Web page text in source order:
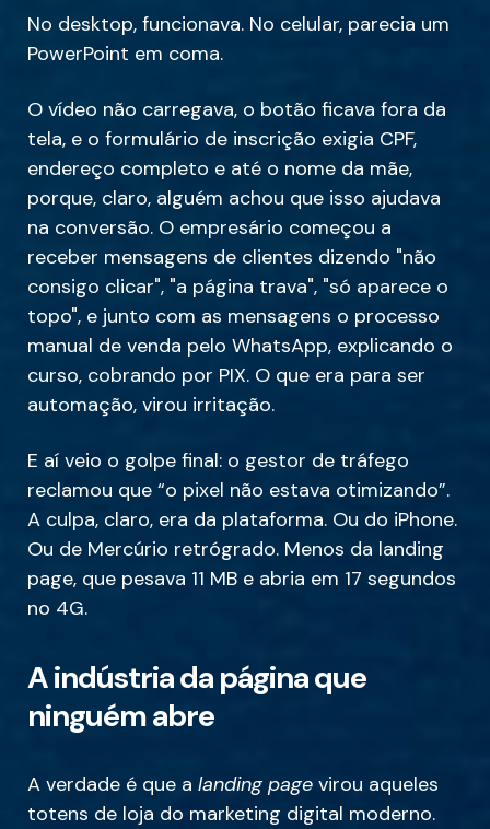
No desktop, funcionava. No celular, parecia um
PowerPoint em coma.
O vídeo não carregava, o botão ficava fora da
tela, e o formulário de inscrição exigia CPF,
endereço completo e até o nome da mãe,
porque, claro, alguém achou que isso ajudava
na conversão. O empresário começou a
receber mensagens de clientes dizendo "não
consigo clicar", "a página trava", "só aparece o
topo", e junto com as mensagens o processo
manual de venda pelo WhatsApp, explicando o
curso, cobrando por PIX. O que era para ser
automação, virou irritação.
E aí veio o golpe final: o gestor de tráfego
reclamou que “o pixel não estava otimizando”.
A culpa, claro, era da plataforma. Ou do iPhone.
Ou de Mercúrio retrógrado. Menos da landing
page, que pesava 11 MB e abria em 17 segundos
no 4G.
A indústria da página que
ninguém abre
A verdade é que a landing page virou aqueles
totens de loja do marketing digital moderno.